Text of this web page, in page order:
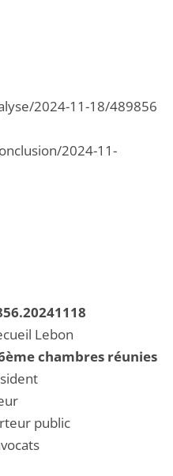
Lebon
chambres réunies
public
2024-11-18/489856
2024-11-